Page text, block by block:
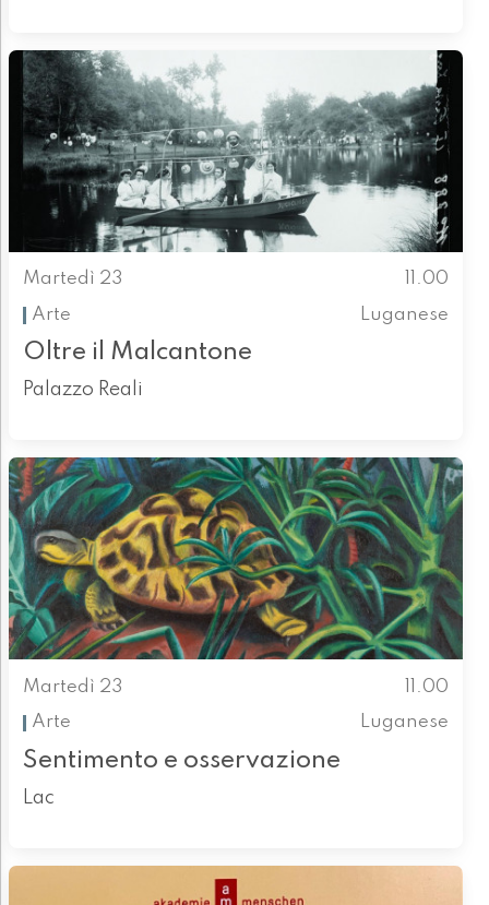
Martedì 23
11.00
Arte
Luganese
Oltre il Malcantone
Palazzo Reali
Martedì 23
11.00
Arte
Luganese
Sentimento e osservazione
Lac